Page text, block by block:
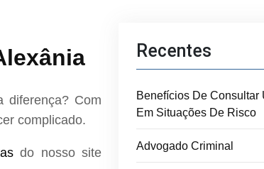
Com
complicado.
do nosso site
Recentes
Benefícios De Consultar
Em Situações De Risco
Advogado Criminal